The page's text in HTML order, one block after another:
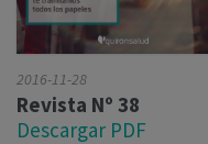
2016-11-28
Revista Nº 38
Descargar PDF